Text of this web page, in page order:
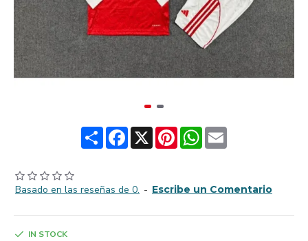
ShareFacebook
X PinterestWhatsApp
Email
Basado en las reseñas de 0. - Escribe un Comentario
IN STOCK